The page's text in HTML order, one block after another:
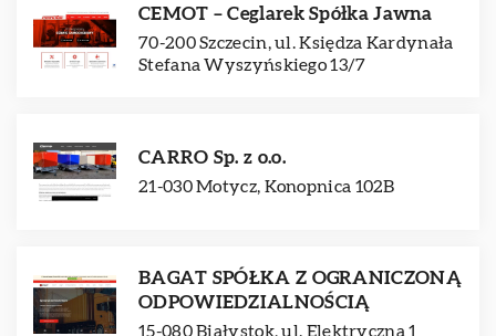
CEMOT – Ceglarek Spółka Jawna
70-200 Szczecin, ul. Księdza Kardynała
Stefana Wyszyńskiego 13/7
CARRO Sp. z o.o.
21-030 Motycz, Konopnica 102B
BAGAT SPÓŁKA Z OGRANICZONĄ
ODPOWIEDZIALNOŚCIĄ
15-080 Białystok, ul. Elektryczna 1